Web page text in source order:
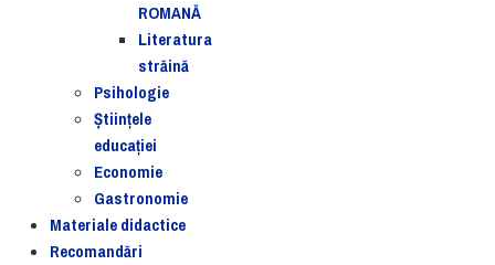
ROMANĂ
Literatura
străină
Psihologie
Ştiinţele
educaţiei
Economie
Gastronomie
Materiale didactice
Recomandări